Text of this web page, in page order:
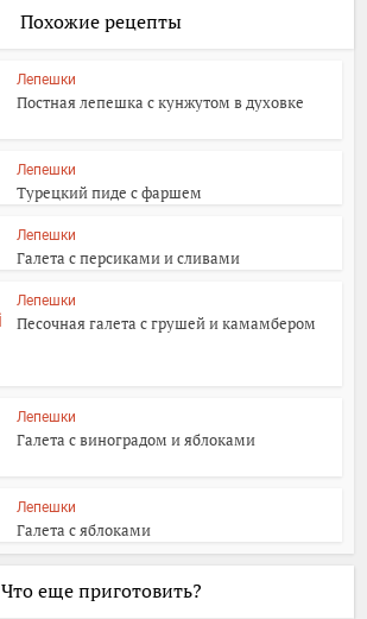
Похожие рецепты
Лепешки
Постная лепешка с кунжутом в духовке
Лепешки
Турецкий пиде с фаршем
Лепешки
Галета с персиками и сливами
Лепешки
Песочная галета с грушей и камамбером
Лепешки
Галета с виноградом и яблоками
Лепешки
Галета с яблоками
Что еще приготовить?